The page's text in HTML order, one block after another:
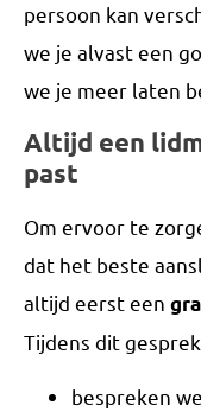
persoon kan
we je alvast een
we je meer laten
Altijd een
past
Om ervoor te
dat het beste
altijd eerst een
Tijdens dit
bespreken